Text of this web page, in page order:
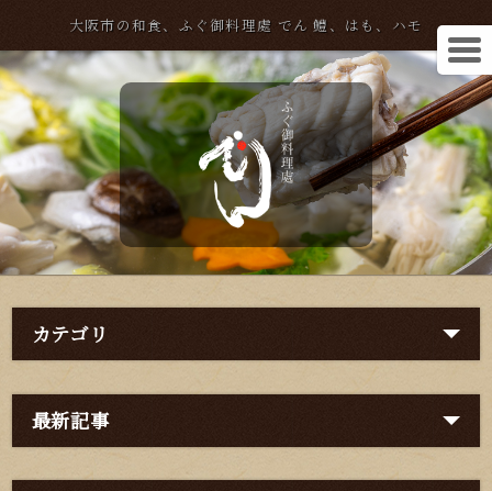
大阪市の和食、ふぐ御料理處 でん 鱧、はも、ハモ
カテゴリ
最新記事